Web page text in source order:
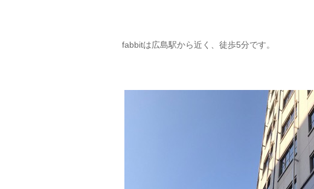
fabbitは広島駅から近く、徒歩5分です。